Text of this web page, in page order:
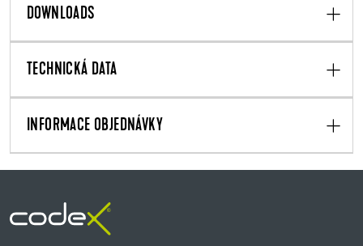
DOWNLOADS
TECHNICKÁ DATA
INFORMACE OBJEDNÁVKY